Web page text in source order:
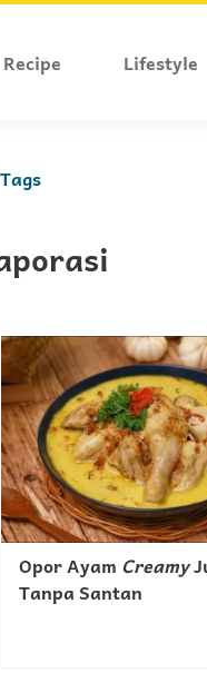
Recipe Lifestyle
Tags
Opor Ayam Creamy
Tanpa Santan